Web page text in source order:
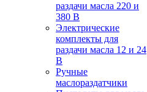
раздачи масла 220 и
380 В
Электрические
комплекты для
раздачи масла 12 и 24
В
Ручные
маслораздатчики